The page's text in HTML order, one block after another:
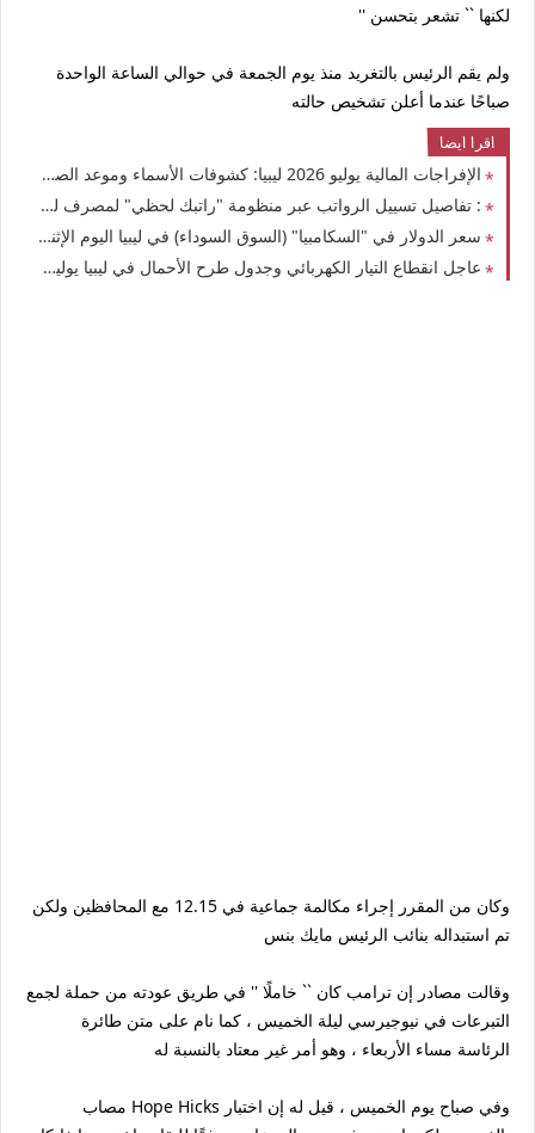
لكنها `` تشعر بتحسن ''
ولم يقم الرئيس بالتغريد منذ يوم الجمعة في حوالي الساعة الواحدة
صباحًا عندما أعلن تشخيص حالته
اقرا ايضا
الإفراجات المالية يوليو 2026 ليبيا: كشوفات الأسماء وموعد الصرف عبر "راتبك لحظي"
: تفاصيل تسييل الرواتب عبر منظومة "راتبك لحظي" لمصرف ليبيا المركزي
سعر الدولار في "السكامبيا" (السوق السوداء) في ليبيا اليوم الإثنين 13-7-2026: تحديث شامل
عاجل انقطاع التيار الكهربائي وجدول طرح الأحمال في ليبيا يوليو 2026 اعرف مواعيد القطع وعودة التيار
وكان من المقرر إجراء مكالمة جماعية في 12.15 مع المحافظين ولكن
تم استبداله بنائب الرئيس مايك بنس
وقالت مصادر إن ترامب كان `` خاملًا '' في طريق عودته من حملة لجمع
التبرعات في نيوجيرسي ليلة الخميس ، كما نام على متن طائرة
الرئاسة مساء الأربعاء ، وهو أمر غير معتاد بالنسبة له
وفي صباح يوم الخميس ، قيل له إن اختبار Hope Hicks مصاب